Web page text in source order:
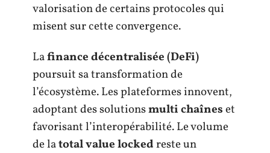
valorisation de certains protocoles qui
misent sur cette convergence.
Lafinance décentralisée (DeFi)
poursuit sa transformation de
l’écosystème. Les plateformes innovent,
adoptant des solutionsmulti chaîneset
favorisant l’interopérabilité. Le volume
de latotal value lockedreste un